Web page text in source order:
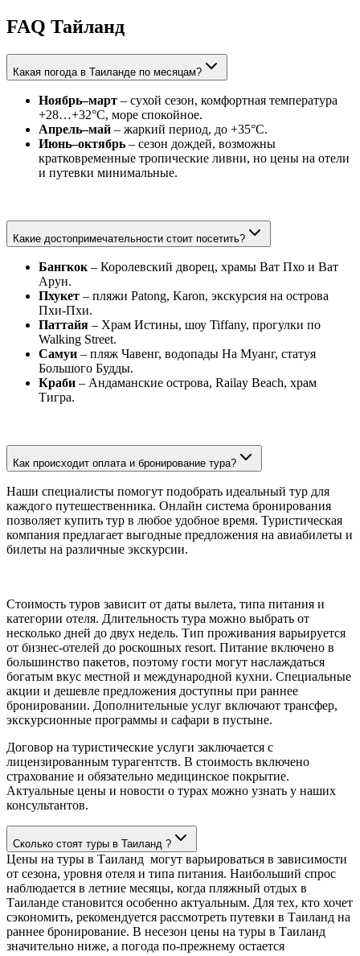
FAQ Тайланд
Какая погода в Таиланде по месяцам?
Ноябрь–март – сухой сезон, комфортная температура
+28…+32°C, море спокойное.
Апрель–май – жаркий период, до +35°C.
Июнь–октябрь – сезон дождей, возможны
кратковременные тропические ливни, но цены на отели
и путевки минимальные.
Какие достопримечательности стоит посетить?
Бангкок – Королевский дворец, храмы Ват Пхо и Ват
Арун.
Пхукет – пляжи Patong, Karon, экскурсия на острова
Пхи-Пхи.
Паттайя – Храм Истины, шоу Tiffany, прогулки по
Walking Street.
Самуи – пляж Чавенг, водопады На Муанг, статуя
Большого Будды.
Краби – Андаманские острова, Railay Beach, храм
Тигра.
Как происходит оплата и бронирование тура?
Наши специалисты помогут подобрать идеальный тур для
каждого путешественника. Онлайн система бронирования
позволяет купить тур в любое удобное время. Туристическая
компания предлагает выгодные предложения на авиабилеты и
билеты на различные экскурсии.
Стоимость туров зависит от даты вылета, типа питания и
категории отеля. Длительность тура можно выбрать от
несколько дней до двух недель. Тип проживания варьируется
от бизнес-отелей до роскошных resort. Питание включено в
большинство пакетов, поэтому гости могут наслаждаться
богатым вкус местной и международной кухни. Специальные
акции и дешевле предложения доступны при раннее
бронировании. Дополнительные услуг включают трансфер,
экскурсионные программы и сафари в пустыне.
Договор на туристические услуги заключается с
лицензированным турагентств. В стоимость включено
страхование и обязательно медицинское покрытие.
Актуальные цены и новости о турах можно узнать у наших
консультантов.
Сколько стоят туры в Таиланд ?
Цены на туры в Таиланд могут варьироваться в зависимости
от сезона, уровня отеля и типа питания. Наибольший спрос
наблюдается в летние месяцы, когда пляжный отдых в
Таиланде становится особенно актуальным. Для тех, кто хочет
сэкономить, рекомендуется рассмотреть путевки в Таиланд на
раннее бронирование. В несезон цены на туры в Таиланд
значительно ниже, а погода по-прежнему остается